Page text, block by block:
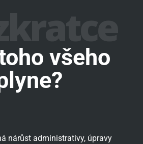
všeho
nárůst administrativy, úpravy